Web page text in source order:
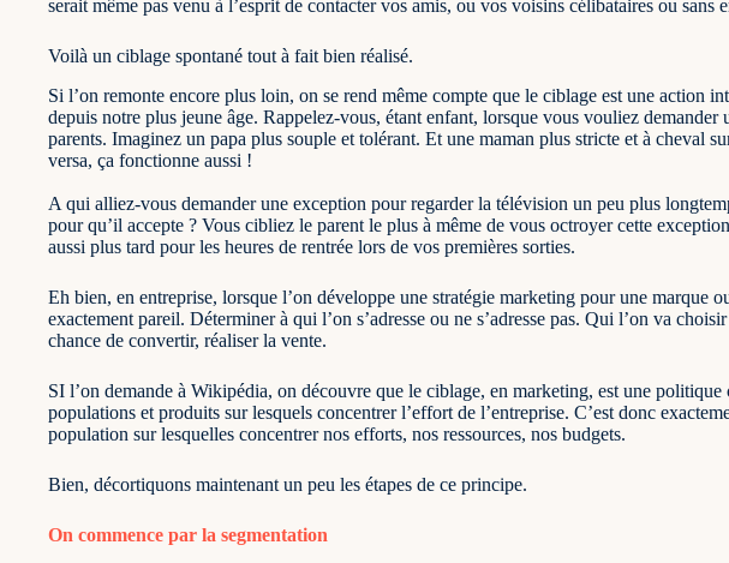
serait même pas venu à l’esprit de contacter vos amis, ou vos voisins célibataires ou sans
Voilà un ciblage spontané tout à fait bien réalisé.
Si l’on remonte encore plus loin, on se rend même compte que le ciblage est une action
depuis notre plus jeune âge. Rappelez-vous, étant enfant, lorsque vous vouliez demander
parents. Imaginez un papa plus souple et tolérant. Et une maman plus stricte et à cheval
versa, ça fonctionne aussi !
A qui alliez-vous demander une exception pour regarder la télévision un peu plus
pour qu’il accepte ? Vous cibliez le parent le plus à même de vous octroyer cette
aussi plus tard pour les heures de rentrée lors de vos premières sorties.
Eh bien, en entreprise, lorsque l’on développe une stratégie marketing pour une marque
exactement pareil. Déterminer à qui l’on s’adresse ou ne s’adresse pas. Qui l’on va
chance de convertir, réaliser la vente.
SI l’on demande à Wikipédia, on découvre que le ciblage, en marketing, est une politique
populations et produits sur lesquels concentrer l’effort de l’entreprise. C’est donc
population sur lesquelles concentrer nos efforts, nos ressources, nos budgets.
Bien, décortiquons maintenant un peu les étapes de ce principe.
On commence par la segmentation